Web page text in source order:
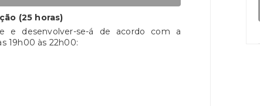
(25 horas)
e desenvolver-se-á de acordo com a
19h00 às 22h00: